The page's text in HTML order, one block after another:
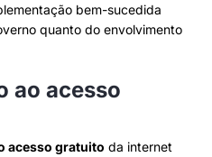
bem-sucedida
quanto do envolvimento
ao acesso
acesso gratuito da internet